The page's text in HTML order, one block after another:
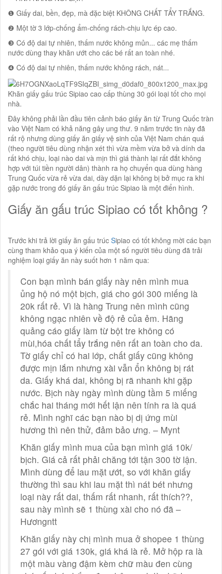
❶ Giấy dai, bền, đẹp, mà đặc biệt KHÔNG CHẤT TẨY TRẮNG.
❷ Một tờ 3 lớp-chống ẩm-chống rách-chịu lực ép cao.
❸ Có độ dai tự nhiên, thấm nước không mủn... các mẹ thấm
nước dùng thay khăn ướt cho các bé rất an toàn nhé.
❹ Có độ dai tự nhiên, thấm nước không rách, nát...
Khăn giấy gấu trúc Sipiao cao cấp thùng 30 gói loại tốt cho mọi
nhà.
Đây không phải lần đầu tiên cảnh báo giấy ăn từ Trung Quốc tràn
vào Việt Nam có khả năng gây ung thư. 9 năm trước tin này đã
rất rộ nhưng dùng giấy ăn giấy vệ sinh của Việt Nam chán quá
(theo người tiêu dùng nhận xét thì vừa mềm vừa bở và dính da
rất khó chịu, loại nào dai và mịn thì giá thành lại rất đắt không
hợp với túi tiền người dân) thành ra họ chuyển qua dùng hàng
Trung Quốc vừa rẻ vừa dai, dày dặn lại không bị bở mục ra khi
gặp nước trong đó giấy ăn gấu trúc Sipiao là một điển hình.
Giấy ăn gấu trúc Sipiao có tốt không ?
Trước khi trả lời giấy ăn gấu trúc Sipiao có tốt không mời các bạn
cùng tham khảo qua ý kiến của một số người tiêu dùng đã trải
nghiệm loại giấy ăn này suốt hơn 1 năm qua:
Con bạn mình bán giấy này nên mình mua
ủng hộ nó một bịch, giá cho gói 300 miếng là
20k rất rẻ. Vì là hàng Trung nên mình cũng
không ngạc nhiên về độ rẻ của ẻm. Hãng
quảng cáo giấy làm từ bột tre không có
mùi,hóa chất tẩy trắng nên rất an toàn cho da.
Tờ giấy chỉ có hai lớp, chất giấy cũng không
được mịn lắm nhưng xài vẫn ổn không bị rát
da. Giấy khá dai, không bị rã nhanh khi gặp
nước. Bịch này ngày mình dùng tầm 5 miếng
chắc hai tháng mới hết lận nên tính ra là quá
rẻ. Mình nghĩ các bạn nào bị dị ứng mùi
hương thì nên thử, đảm bảo ưng. – Mynt
Khăn giấy mình mua của bạn mình giá 10k/
bịch. Giá cả rất phải chăng tới tận 300 tờ lận.
Mình dùng để lau mặt ướt, so với khăn giấy
thường thì sau khi lau mặt thì nát bét nhưng
loại này rất dai, thấm rất nhanh, rất thích??,
sau này mình sẽ 1 thùng xài cho nó đã –
Hươngntt
Khăn giấy này chị mình mua ở shopee 1 thùng
27 gói với giá 130k, giá khá là rẻ. Mở hộp ra là
một màu vàng đậm kèm chữ màu đen cùng